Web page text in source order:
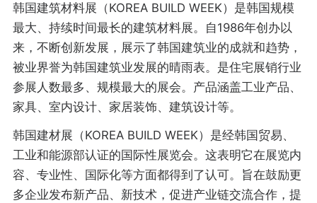
韩国建筑材料展（KOREA BUILD WEEK）是韩国规模
最大、持续时间最长的建筑材料展。自1986年创办以
来，不断创新发展，展示了韩国建筑业的成就和趋势，
被业界誉为韩国建筑业发展的晴雨表。是住宅展销行业
参展人数最多、规模最大的展会。产品涵盖工业产品、
家具、室内设计、家居装饰、建筑设计等。
韩国建材展（KOREA BUILD WEEK）是经韩国贸易、
工业和能源部认证的国际性展览会。这表明它在展览内
容、专业性、国际化等方面都得到了认可。旨在鼓励更
多企业发布新产品、新技术，促进产业链交流合作，提